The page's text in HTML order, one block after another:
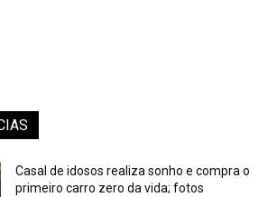
Casal de idosos realiza sonho e compra o
primeiro carro zero da vida; fotos